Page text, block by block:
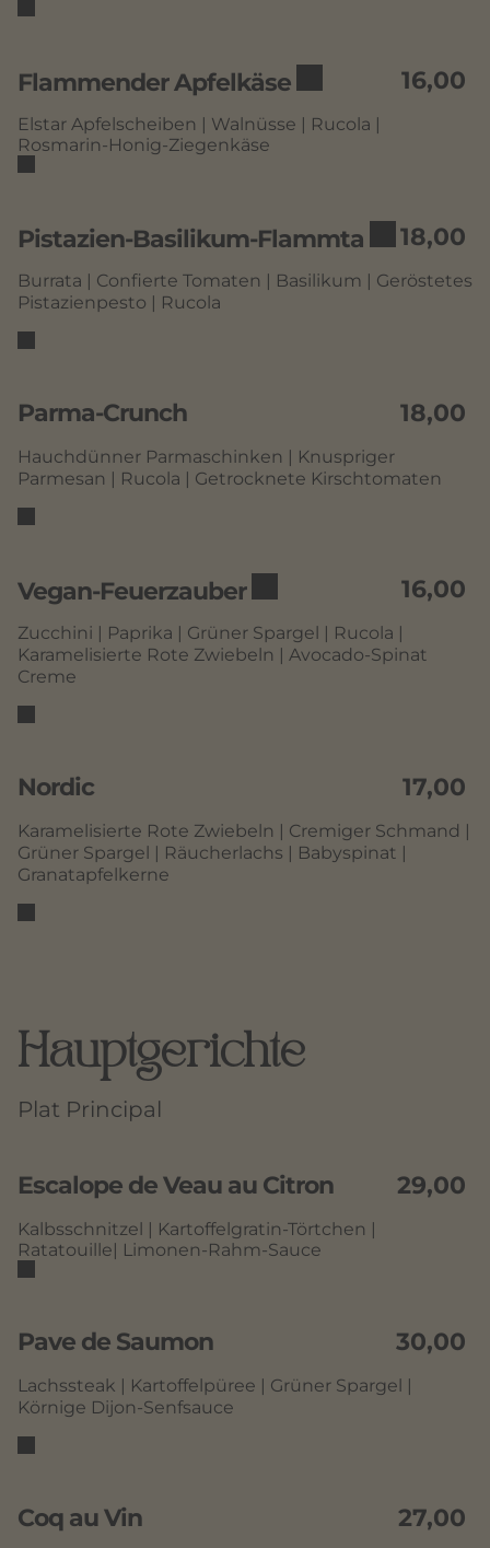
Flammender Apfelkäse 16,00
Elstar Apfelscheiben | Walnüsse | Rucola |
Rosmarin-Honig-Ziegenkäse
Pistazien-Basilikum-Flammta 18,00
Burrata | Confierte Tomaten | Basilikum | Geröstetes
Pistazienpesto | Rucola
Parma-Crunch 18,00
Hauchdünner Parmaschinken | Knuspriger
Parmesan | Rucola | Getrocknete Kirschtomaten
Vegan-Feuerzauber 16,00
Zucchini | Paprika | Grüner Spargel | Rucola |
Karamelisierte Rote Zwiebeln | Avocado-Spinat
Creme
Nordic 17,00
Karamelisierte Rote Zwiebeln | Cremiger Schmand |
Grüner Spargel | Räucherlachs | Babyspinat |
Granatapfelkerne
Hauptgerichte
Plat Principal
Escalope de Veau au Citron 29,00
Kalbsschnitzel | Kartoffelgratin-Törtchen |
Ratatouille| Limonen-Rahm-Sauce
Pave de Saumon 30,00
Lachssteak | Kartoffelpüree | Grüner Spargel |
Körnige Dijon-Senfsauce
Coq au Vin 27,00